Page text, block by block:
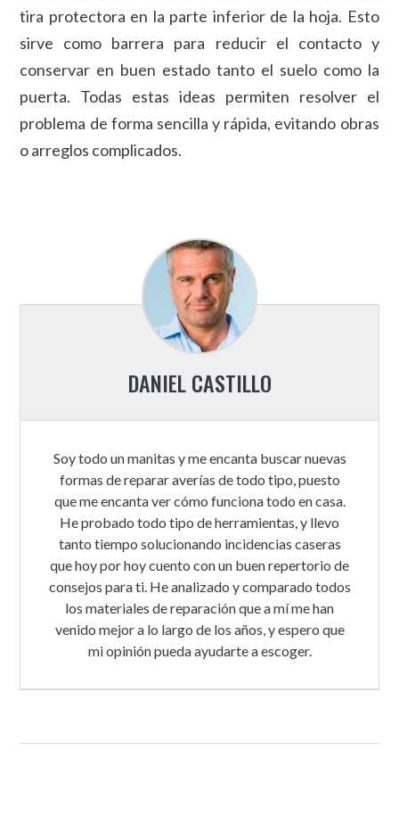
tira protectora en la parte inferior de la hoja. Esto
sirve como barrera para reducir el contacto y
conservar en buen estado tanto el suelo como la
puerta. Todas estas ideas permiten resolver el
problema de forma sencilla y rápida, evitando obras
o arreglos complicados.
DANIEL CASTILLO
Soy todo un manitas y me encanta buscar nuevas
formas de reparar averías de todo tipo, puesto
que me encanta ver cómo funciona todo en casa.
He probado todo tipo de herramientas, y llevo
tanto tiempo solucionando incidencias caseras
que hoy por hoy cuento con un buen repertorio de
consejos para ti. He analizado y comparado todos
los materiales de reparación que a mí me han
venido mejor a lo largo de los años, y espero que
mi opinión pueda ayudarte a escoger.